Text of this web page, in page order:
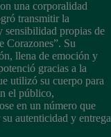
una corporalidad
transmitir la
sensibilidad propias de
Corazones”. Su
llena de emoción y
gracias a la
utilizó su cuerpo para
el público,
en un número que
autenticidad y entrega